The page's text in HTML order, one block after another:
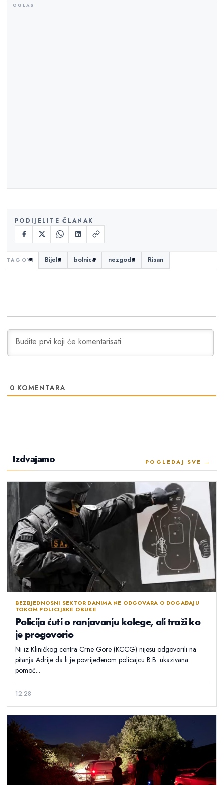
PODIJELITE ČLANAK
Bijela bolnica nezgoda Risan
0 KOMENTARA
Izdvajamo POGLEDAJ SVE →
BEZBJEDNOSNI SEKTOR DANIMA NE ODGOVARA O DOGAĐAJU
TOKOM POLICIJSKE OBUKE
Policija ćuti o ranjavanju kolege, ali traži ko
je progovorio
Ni iz Kliničkog centra Crne Gore (KCCG) nijesu odgovorili na
pitanja Adrije da li je povrijeđenom policajcu B.B. ukazivana
pomoć...
12:28